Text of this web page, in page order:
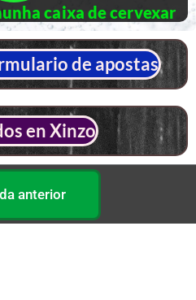
caixa de cervexar
de apostas
en Xinzo
anterior